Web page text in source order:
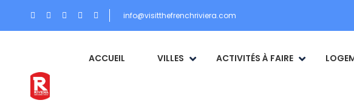
info@visitthefrenchriviera.com
ACCUEIL VILLES ACTIVITÉS À FAIRE